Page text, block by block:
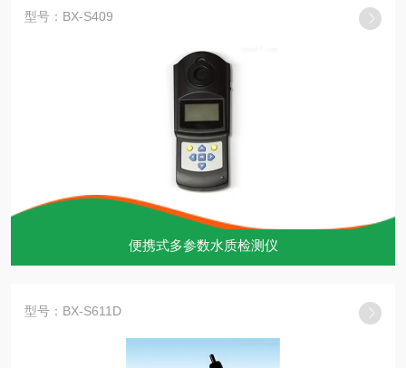
型号：BX-S409
便携式多参数水质检测仪
型号：BX-S611D